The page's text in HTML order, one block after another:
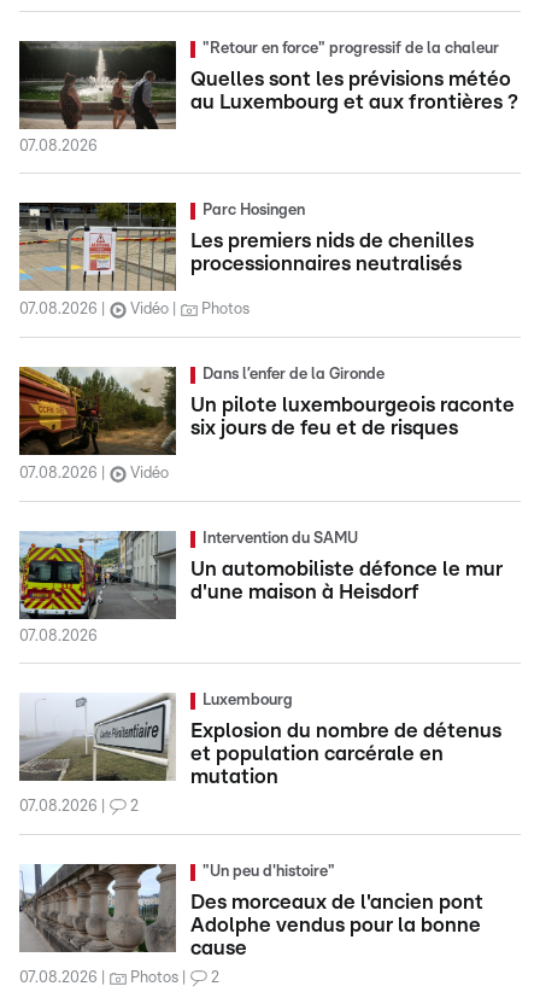
"Retour en force" progressif de la chaleur
Quelles sont les prévisions météo
au Luxembourg et aux frontières ?
07.08.2026
Parc Hosingen
Les premiers nids de chenilles
processionnaires neutralisés
07.08.2026 Vidéo Photos
Dans l’enfer de la Gironde
Un pilote luxembourgeois raconte
six jours de feu et de risques
07.08.2026 Vidéo
Intervention du SAMU
Un automobiliste défonce le mur
d'une maison à Heisdorf
07.08.2026
Luxembourg
Explosion du nombre de détenus
et population carcérale en
mutation
07.08.2026 2
"Un peu d'histoire"
Des morceaux de l'ancien pont
Adolphe vendus pour la bonne
cause
07.08.2026 Photos 2